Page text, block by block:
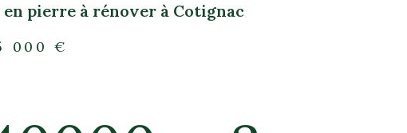
pierre à rénover à Cotignac
000 €